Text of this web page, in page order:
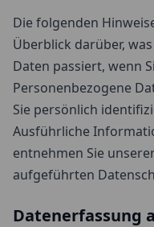
Die folgenden
Überblick darüber,
Daten passiert, wenn
Personenbezogene
Sie persönlich
Ausführliche
entnehmen Sie
aufgeführten
Datenerfassung